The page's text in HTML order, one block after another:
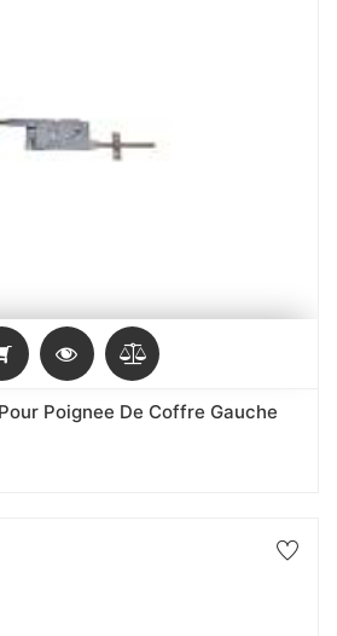
Poignee De Coffre Gauche